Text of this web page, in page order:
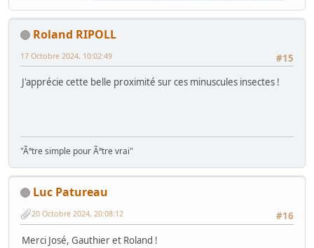
Roland RIPOLL
#15
17 Octobre 2024, 10:02:49
J'apprécie cette belle proximité sur ces minuscules insectes !
"Ãªtre simple pour Ãªtre vrai"
Luc Patureau
#16
20 Octobre 2024, 20:08:12
Merci José, Gauthier et Roland !